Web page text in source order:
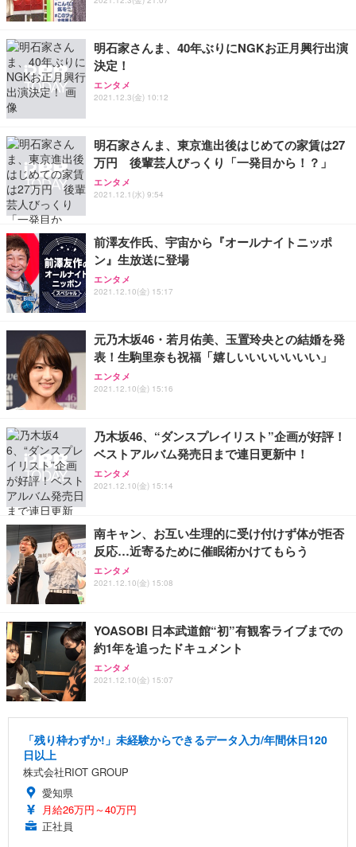
能 人間工学 椅子 腰サポート 90度跳ね上げ式アーム
務用 おしゃれ パソコンチェア (ブラック)
Sezlife オフィスチェア デスクチェア 疲れない テレ
ワーク チェア 強化バックレスト 30度ロッキング機
能 人間工学 椅子 腰サポート 90度跳ね上げ式アーム
務用 おしゃれ パソコンチェア (ホワイト)
ANDWINT オフィスチェア デスクチェア 肘なし メ
ッシュ 通気性 ランバーサポート付き 腰サポート ガ
ス圧無段階昇降 360度回転 キャスター付き コンパク
【整備済み品】Dell E2724HS 27インチ 液晶モニタ
ー フルHD（1920×1080）VA 非光沢 HDMI/DisplayP
ort/VGA スピーカー内蔵 高さ調整 スイベル VESA対
【MiniLED/24.5inch/280Hz/FHD】GRAPHT THE S
HOOTER Gaming Monitor 24” Essential ゲーミン
グモニター QD 24.5インチ 1ms FHD 量子ドット 残
Smart Basic(スマートベーシック) 【Amazon.co.jp
限定】 Smart Basic アイリスオーヤマ ペットシーツ
超厚型 お徳用 ワイド 100枚入 (x 1) (ケース販売)
アイリスオーヤマ ペットシーツ 超厚型 お徳用 レギ
ュラー 200枚入【Amazon.co.jp限定】
明石家さんま、40年ぶりにNGKお正月興行出演
決定！
エンタメ
2021.12.3(金) 10:12
明石家さんま、東京進出後はじめての家賃は27
万円 後輩芸人びっくり「一発目から！？」
エンタメ
2021.12.1(水) 9:54
前澤友作氏、宇宙から『オールナイトニッポ
ン』生放送に登場
エンタメ
2021.12.10(金) 15:17
元乃木坂46・若月佑美、玉置玲央との結婚を発
表！生駒里奈も祝福「嬉しいいいいいいい」
エンタメ
2021.12.10(金) 15:16
乃木坂46、“ダンスプレイリスト”企画が好評！
ベストアルバム発売日まで連日更新中！
エンタメ
2021.12.10(金) 15:14
南キャン、お互い生理的に受け付けず体が拒否
反応…近寄るために催眠術かけてもらう
エンタメ
2021.12.10(金) 15:08
YOASOBI 日本武道館“初”有観客ライブまでの
約1年を追ったドキュメント
エンタメ
2021.12.10(金) 15:07
「残り枠わずか!」未経験からできるデータ入力/年間休日120
日以上
株式会社RIOT GROUP
愛知県
月給26万円～40万円
正社員